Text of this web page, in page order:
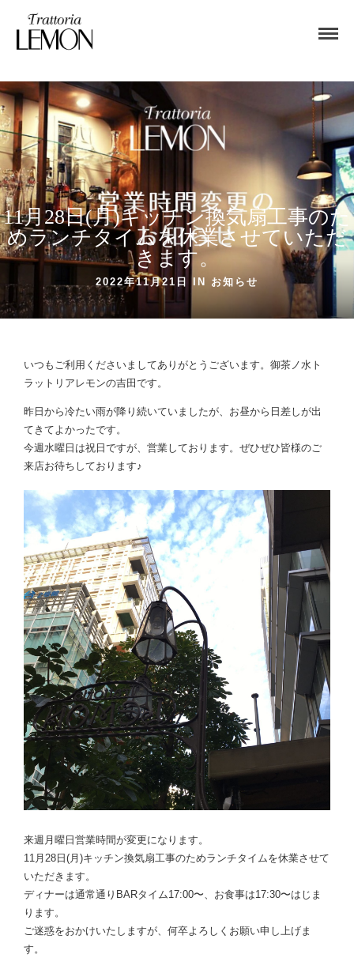
11月28日(月)キッチン換気扇工事のた
めランチタイムを休業させていただ
きます。
2022年11月21日 IN お知らせ
いつもご利用くださいましてありがとうございます。御茶ノ水ト
ラットリアレモンの吉田です。
昨日から冷たい雨が降り続いていましたが、お昼から日差しが出
てきてよかったです。
今週水曜日は祝日ですが、営業しております。ぜひぜひ皆様のご
来店お待ちしております♪
来週月曜日営業時間が変更になります。
11月28日(月)キッチン換気扇工事のためランチタイムを休業させて
いただきます。
ディナーは通常通りBARタイム17:00〜、お食事は17:30〜はじま
ります。
ご迷惑をおかけいたしますが、何卒よろしくお願い申し上げま
す。